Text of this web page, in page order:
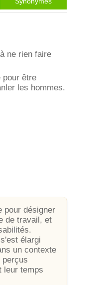
ne rien faire
pour être
les hommes.
pour désigner
de travail, et
élargi
un contexte
perçus
leur temps